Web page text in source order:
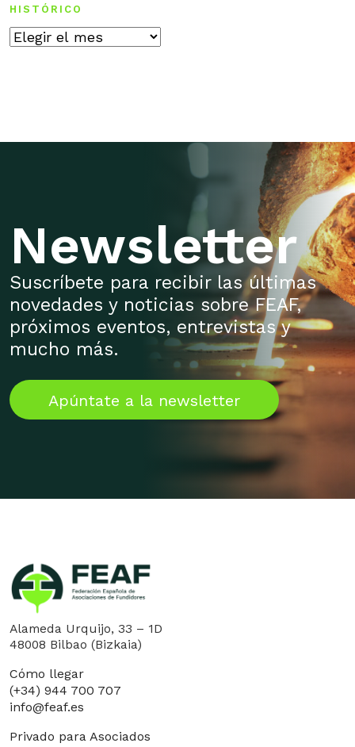
HISTÓRICO
Histórico
Newsletter
Suscríbete para recibir las últimas
novedades y noticias sobre FEAF,
próximos eventos, entrevistas y
mucho más.
Apúntate a la newsletter
Alameda Urquijo, 33 – 1D
48008 Bilbao (Bizkaia)
Cómo llegar
(+34) 944 700 707
info@feaf.es
Privado para Asociados